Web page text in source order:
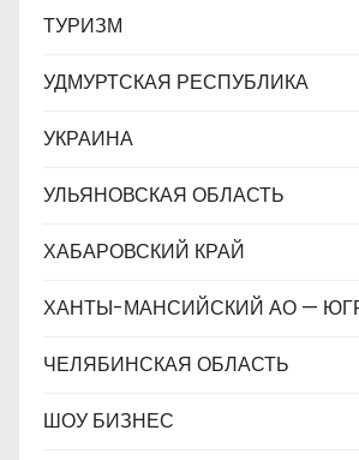
ТУРИЗМ
УДМУРТСКАЯ РЕСПУБЛИКА
УКРАИНА
УЛЬЯНОВСКАЯ ОБЛАСТЬ
ХАБАРОВСКИЙ КРАЙ
ХАНТЫ-МАНСИЙСКИЙ АО —
ЧЕЛЯБИНСКАЯ ОБЛАСТЬ
ШОУ БИЗНЕС